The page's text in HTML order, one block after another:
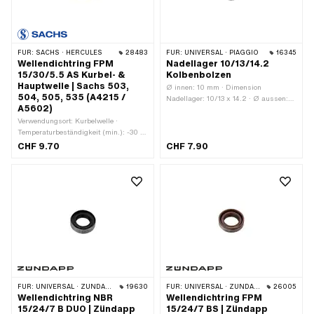
FÜR: SACHS · HERCULES 28483
Wellendichtring FPM
15/30/5.5 AS Kurbel- &
Hauptwelle | Sachs 503,
504, 505, 535 (A4215 /
A5602)
Verwendungsort: Kurbelwelle ·
Temperaturbeständigkeit (min.): -30 -
200 °C · Wellendichtringtyp: AS - Mit
innen: 15 mm · Ø aussen: 30 mm ·
Breite: 5.5 mm · Hersteller: Sachs ·
(umgangssprachlich bekannt als
Viton) · Pony OEM-Nr.: A5602 · Sachs
OEM-Nr.: 0230 111 100
CHF 9.70
FÜR: UNIVERSAL · PIAGGIO 16345
Nadellager 10/13/14.2
Kolbenbolzen
Ø innen: 10 mm · Dimension
Nadellager: 10/13 x 14.2 · Ø aussen:
CHF 7.90
FÜR: UNIVERSAL · ZÜNDAPP BELMONDO · ZÜNDAPP 19630
Wellendichtring NBR
15/24/7 B DUO | Zündapp
FÜR: UNIVERSAL · ZÜNDAPP BELMONDO · ZÜNDAPP 26005
Wellendichtring FPM
15/24/7 BS | Zündapp